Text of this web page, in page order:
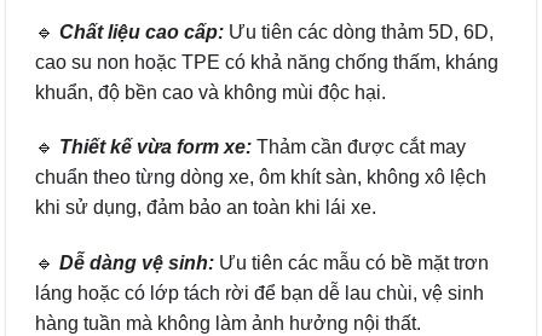
🔹 Chất liệu cao cấp: Ưu tiên các dòng thảm 5D, 6D,
cao su non hoặc TPE có khả năng chống thấm, kháng
khuẩn, độ bền cao và không mùi độc hại.
🔹 Thiết kế vừa form xe: Thảm cần được cắt may
chuẩn theo từng dòng xe, ôm khít sàn, không xô lệch
khi sử dụng, đảm bảo an toàn khi lái xe.
🔹 Dễ dàng vệ sinh: Ưu tiên các mẫu có bề mặt trơn
láng hoặc có lớp tách rời để bạn dễ lau chùi, vệ sinh
hàng tuần mà không làm ảnh hưởng nội thất.